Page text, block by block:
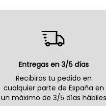
Entregas en 3/5 días
Recibirás tu pedido en
cualquier parte de España en
un máximo de 3/5 días hábiles